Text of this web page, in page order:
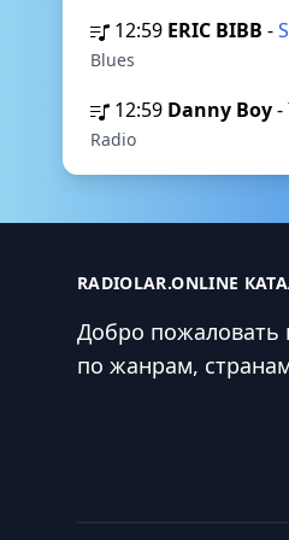
12:59 ERIC BIBB -
Blues
12:59 Danny Boy-
Radio
RADIOLAR.ONLINE
Добро пожаловать
по жанрам,